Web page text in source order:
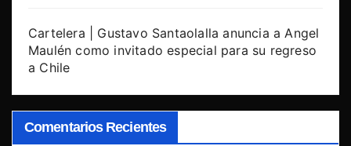
Cartelera | Gustavo Santaolalla anuncia a Angel
Maulén como invitado especial para su regreso
a Chile
Comentarios Recientes